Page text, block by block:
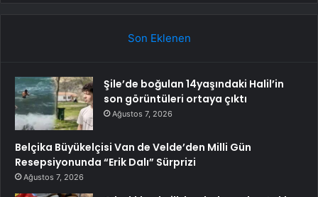
Son Eklenen
Şile’de boğulan 14yaşındaki Halil’in
son görüntüleri ortaya çıktı
Ağustos 7, 2026
Belçika Büyükelçisi Van de Velde’den Milli Gün
Resepsiyonunda “Erik Dalı” Sürprizi
Ağustos 7, 2026